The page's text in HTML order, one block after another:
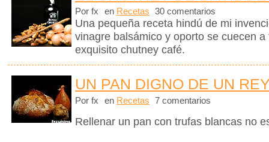
Por fx en Recetas 30 comentarios
Una pequeña receta hindú de mi
vinagre balsámico y oporto se cuecen
exquisito chutney café.
UN PAN DIGNO DE UN
Por fx en Recetas 7 comentarios
Rellenar un pan con trufas blancas no